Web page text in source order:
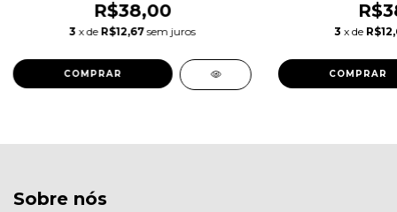
R$38,00
3 x de R$12,67 sem juros 3 x de
Sobre nós